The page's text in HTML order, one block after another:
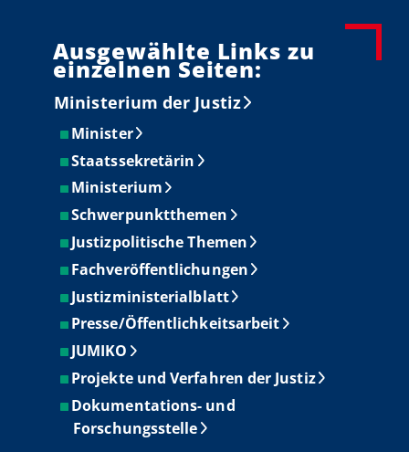
Ausgewählte Links zu
einzelnen Seiten:
Ministerium der Justiz
Minister
Staatssekretärin
Ministerium
Schwerpunktthemen
Justizpolitische Themen
Fachveröffentlichungen
Justizministerialblatt
Presse/Öffentlichkeitsarbeit
JUMIKO
Projekte und Verfahren der Justiz
Dokumentations- und
Forschungsstelle